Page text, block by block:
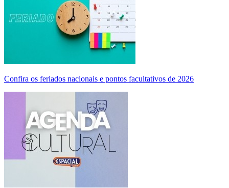
Confira os feriados nacionais e pontos facultativos de 2026